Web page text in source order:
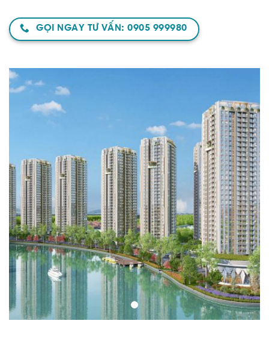
GỌI NGAY TƯ VẤN: 0905 999980